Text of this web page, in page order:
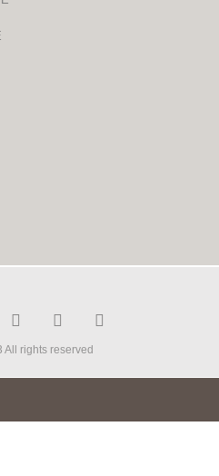
rights reserved